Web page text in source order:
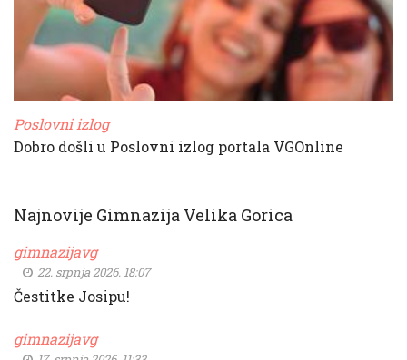
Poslovni izlog
Dobro došli u Poslovni izlog portala VGOnline
Najnovije Gimnazija Velika Gorica
gimnazijavg
22. srpnja 2026. 18:07
Čestitke Josipu!
gimnazijavg